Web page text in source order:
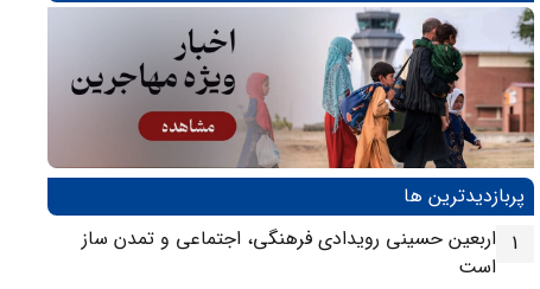
پربازدیدترین ها
1 اربعین حسینی رویدادی فرهنگی، اجتماعی و تمدن ساز
است